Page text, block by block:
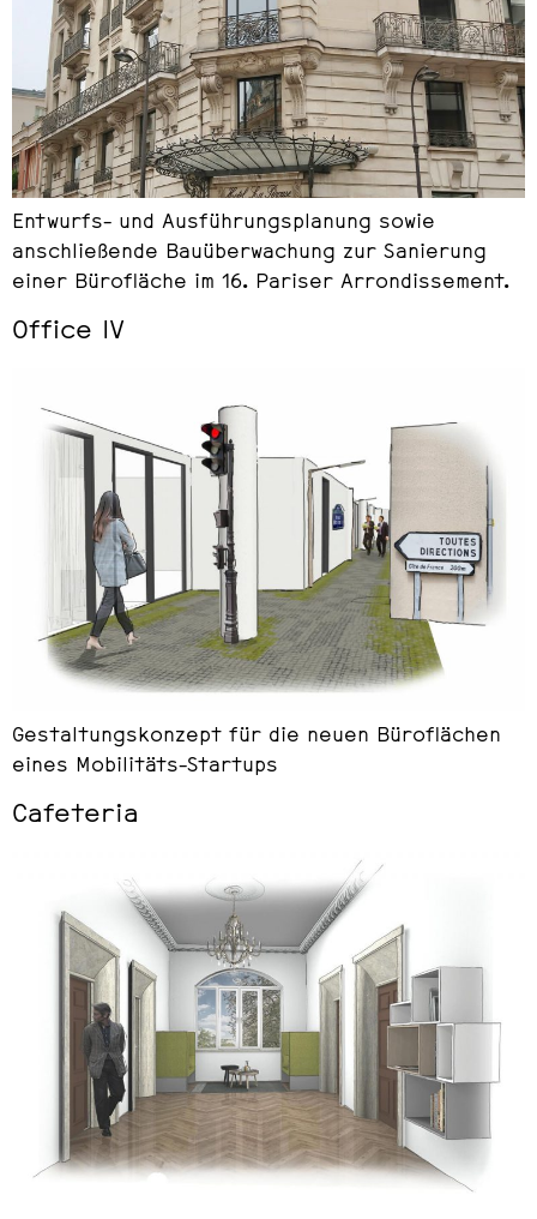
Entwurfs- und Ausführungsplanung sowie
anschließende Bauüberwachung zur Sanierung
einer Bürofläche im 16. Pariser Arrondissement.
Office IV
Gestaltungskonzept für die neuen Büroflächen
eines Mobilitäts-Startups
Cafeteria